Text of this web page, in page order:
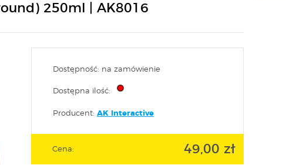
250ml | AK8016
Dostępność: na zamówienie
Dostępna ilość:
Producent: AK Interactive
Cena: 49,00 zł